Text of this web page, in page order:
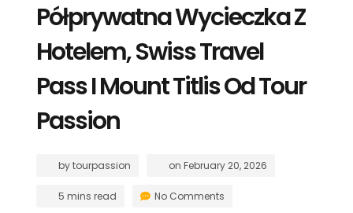
Półprywatna Wycieczka Z
Hotelem, Swiss Travel
Pass I Mount Titlis Od Tour
Passion
bytourpassion on February 20, 2026
5 mins read No Comments